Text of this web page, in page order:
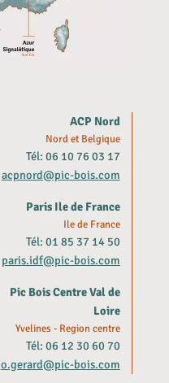
ACP Nord
Nord et Belgique
Tél: 06 10 76 03 17
acpnord@pic-bois.com
Paris Ile de France
Ile de France
Tél: 01 85 37 14 50
paris.idf@pic-bois.com
Pic Bois Centre Val de
Loire
Yvelines - Region centre
Tél: 06 12 30 60 70
o.gerard@pic-bois.com